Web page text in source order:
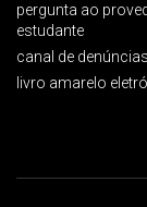
pergunta ao
estudante
canal de denúncias
livro amarelo